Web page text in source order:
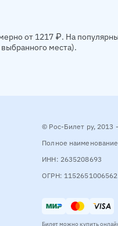
от 1217 ₽. На
места).
© Рос-Билет ру, 2013
Полное
ИНН: 2635208693
ОГРН: 1152651006562
Билет можно купить